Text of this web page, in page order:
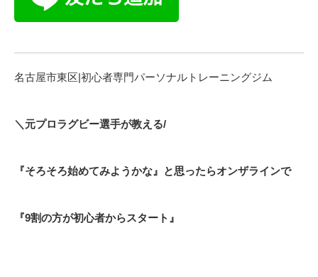
名古屋市東区|初心者専門パーソナルトレーニングジム
＼元プロラグビー選手が教える/
『そろそろ始めてみようかな』と思ったらオンザラインで
『9割の方が初心者からスタート』